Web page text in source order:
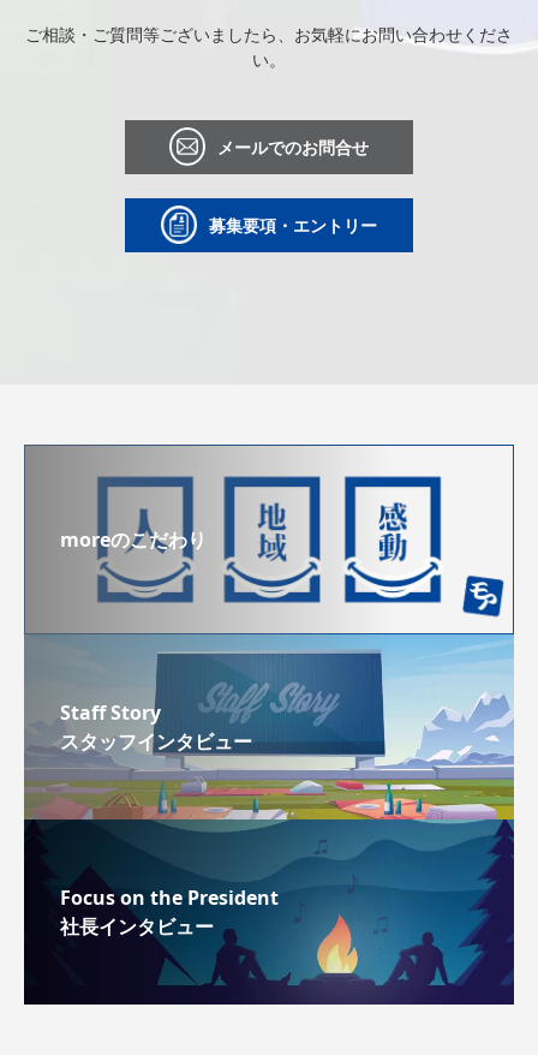
ご相談・ご質問等ございましたら、お気軽にお問い合わせくださ
い。
メールでのお問合せ
募集要項・エントリー
moreのこだわり
Staff Story
スタッフインタビュー
Focus on the President
社長インタビュー